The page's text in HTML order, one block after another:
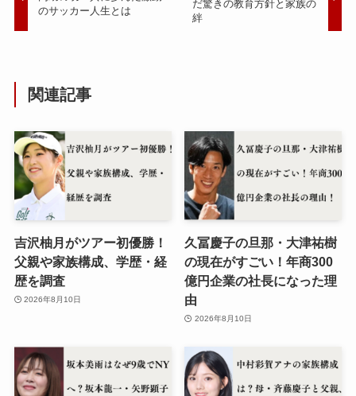
のサッカー人生とは
だ驚きの教育方針と家族の
絆
関連記事
吉沢柚月がツアー初優勝！
父親や家族構成、学歴・経
歴を調査
2026年8月10日
久冨慶子の旦那・大津祐樹
の現在がすごい！年商300
億円企業の社長になった理
由
2026年8月10日